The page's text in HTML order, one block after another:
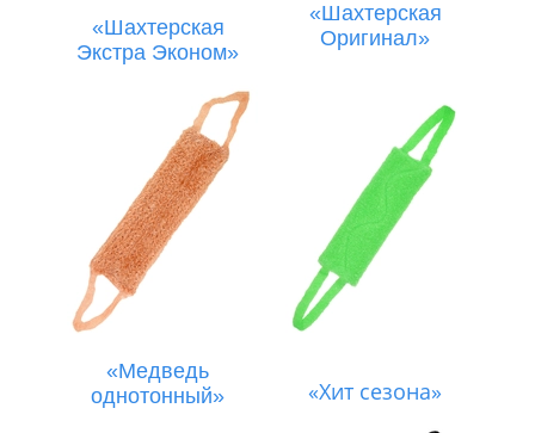
«Шахтерская
Экстра Эконом»
«Шахтерская
Оригинал»
«Медведь
однотонный»
«Хит сезона»